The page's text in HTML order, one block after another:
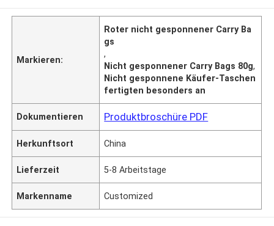
Markieren:
Roter nicht gesponnener Carry Ba
gs
,
Nicht gesponnener Carry Bags 80g,
Nicht gesponnene Käufer-Taschen
fertigten besonders an
Dokumentieren Produktbroschüre PDF
Herkunftsort China
Lieferzeit 5-8 Arbeitstage
Markenname Customized